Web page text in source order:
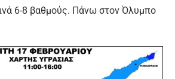
6-8 βαθμούς. Πάνω στον Όλυμπο